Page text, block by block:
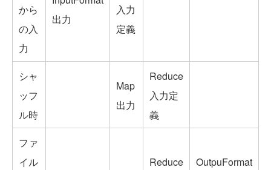
から
の入
力
出力
入力
定義
シャ
ッフ
ル時
Map
出力
Reduce
入力定
義
ファ
イル
Reduce
OutpuFormat